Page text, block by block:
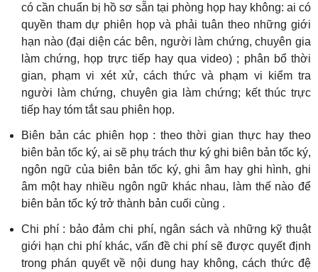
có cần chuẩn bị hồ sơ sẵn tại phòng họp hay không: ai có
quyền tham dự phiên họp và phải tuân theo những giới
hạn nào (đại diện các bên, người làm chứng, chuyên gia
làm chứng, họp trực tiếp hay qua video) ; phân bổ thời
gian, phạm vi xét xử, cách thức và phạm vi kiểm tra
người làm chứng, chuyên gia làm chứng; kết thúc trực
tiếp hay tóm tắt sau phiên họp.
Biên bản các phiên họp : theo thời gian thực hay theo
biên bản tốc ký, ai sẽ phụ trách thư ký ghi biên bản tốc ký,
ngôn ngữ của biên bản tốc ký, ghi âm hay ghi hình, ghi
âm một hay nhiều ngôn ngữ khác nhau, làm thế nào để
biên bản tốc ký trở thành bản cuối cùng .
Chi phí : bảo đảm chi phí, ngân sách và những kỹ thuật
giới hạn chi phí khác, vấn đề chi phí sẽ được quyết định
trong phán quyết về nội dung hay không, cách thức đệ